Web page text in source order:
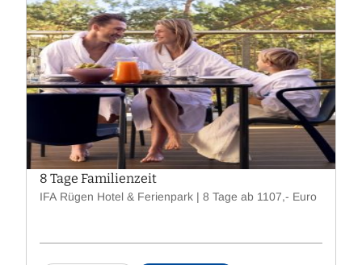
8 Tage Familienzeit
IFA Rügen Hotel & Ferienpark | 8 Tage ab 1107,- Euro